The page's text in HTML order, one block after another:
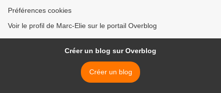
Préférences cookies
Voir le profil de Marc-Elie sur le portail Overblog
Créer un blog sur Overblog
Créer un blog